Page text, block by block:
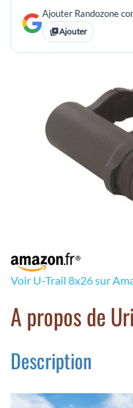
Ajouter Randozone
Ajouter
Voir U-Trail 8x26 sur
A propos de
Description